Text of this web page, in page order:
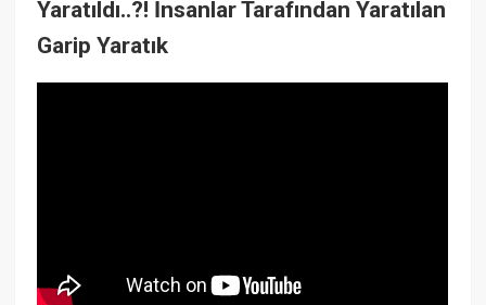
Yaratıldı..?! İnsanlar Tarafından Yaratılan
Garip Yaratık